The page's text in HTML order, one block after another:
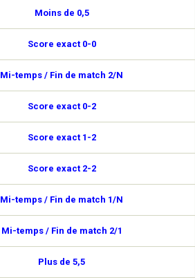
Moins de 0,5
Score exact 0-0
Mi-temps / Fin de match 2/N
Score exact 0-2
Score exact 1-2
Score exact 2-2
Mi-temps / Fin de match 1/N
Mi-temps / Fin de match 2/1
Plus de 5,5